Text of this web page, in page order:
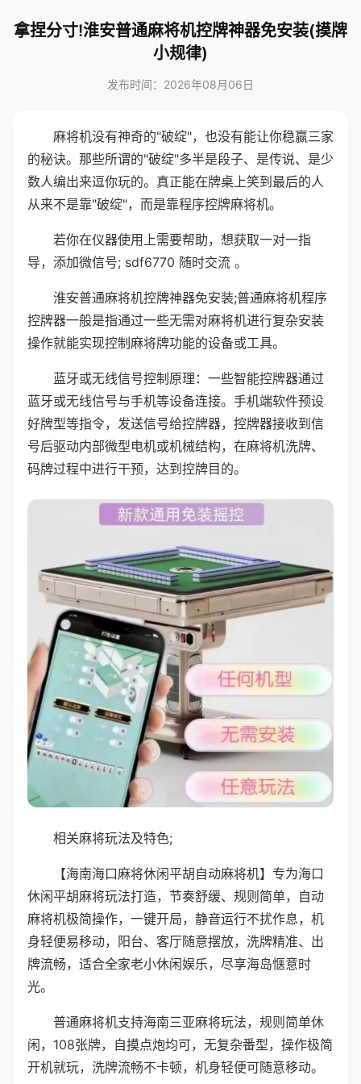
拿捏分寸!淮安普通麻将机控牌神器免安装(摸牌
小规律)
发布时间：2026年08月06日
麻将机没有神奇的"破绽"，也没有能让你稳赢三家
的秘诀。那些所谓的"破绽"多半是段子、是传说、是少
数人编出来逗你玩的。真正能在牌桌上笑到最后的人
从来不是靠"破绽"，而是靠程序控牌麻将机。
若你在仪器使用上需要帮助，想获取一对一指
导，添加微信号; sdf6770 随时交流 。
淮安普通麻将机控牌神器免安装;普通麻将机程序
控牌器一般是指通过一些无需对麻将机进行复杂安装
操作就能实现控制麻将牌功能的设备或工具。
蓝牙或无线信号控制原理：一些智能控牌器通过
蓝牙或无线信号与手机等设备连接。手机端软件预设
好牌型等指令，发送信号给控牌器，控牌器接收到信
号后驱动内部微型电机或机械结构，在麻将机洗牌、
码牌过程中进行干预，达到控牌目的。
相关麻将玩法及特色;
【海南海口麻将休闲平胡自动麻将机】专为海口
休闲平胡麻将玩法打造，节奏舒缓、规则简单，自动
麻将机极简操作，一键开局，静音运行不扰作息，机
身轻便易移动，阳台、客厅随意摆放，洗牌精准、出
牌流畅，适合全家老小休闲娱乐，尽享海岛惬意时
光。
普通麻将机支持海南三亚麻将玩法，规则简单休
闲，108张牌，自摸点炮均可，无复杂番型，操作极简
开机就玩，洗牌流畅不卡顿，机身轻便可随意移动。